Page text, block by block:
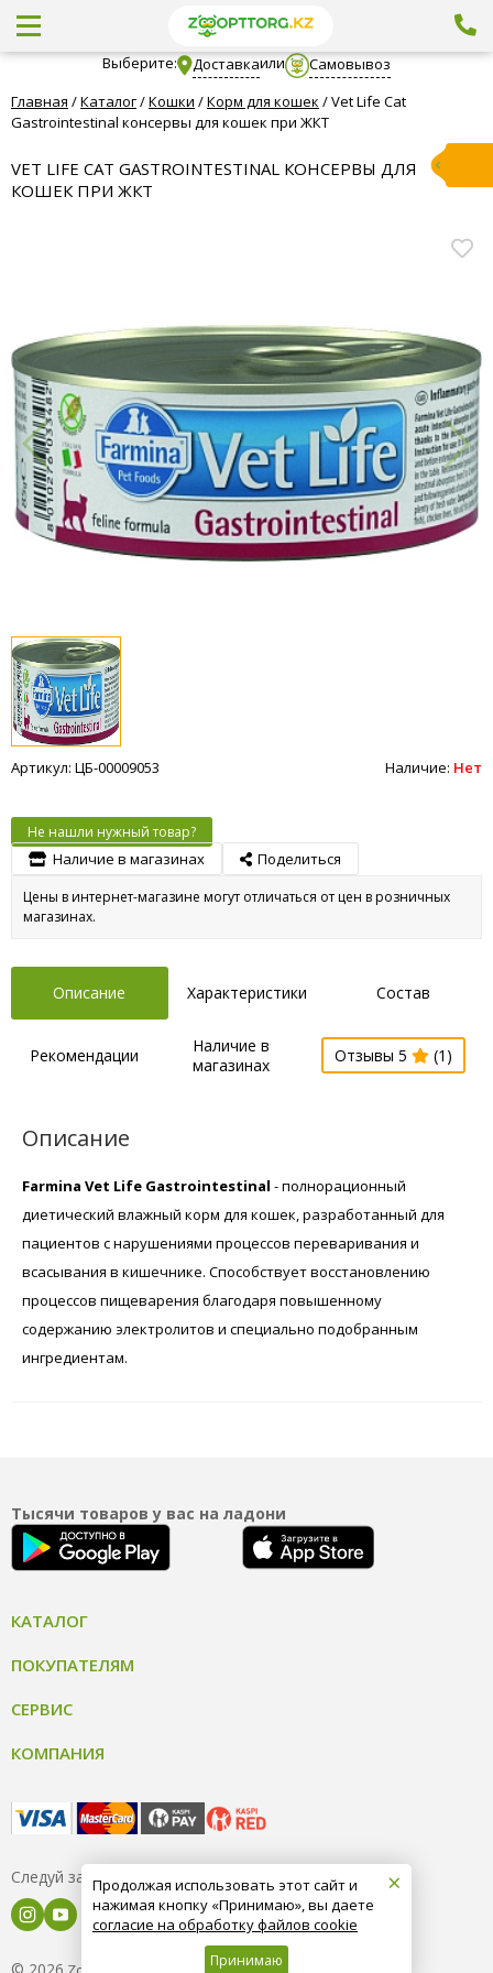
Выберите: Доставкаили
Самовывоз
Главная /Каталог/Кошки /Корм для кошек /Vet Life Cat
Gastrointestinal консервы для кошек при ЖКТ
VET LIFE CAT GASTROINTESTINAL КОНСЕРВЫ ДЛЯ
КОШЕК ПРИ ЖКТ
Артикул: ЦБ-00009053 Наличие: Нет
Не нашли нужный товар?
Наличие в магазинах Поделиться
Цены в интернет-магазине могут отличаться от цен в розничных
магазинах.
Описание Характеристики Состав
Рекомендации
Наличие в
магазинах
Отзывы 5 (1)
Описание
Farmina Vet Life Gastrointestinal - полнорационный
диетический влажный корм для кошек, разработанный для
пациентов с нарушениями процессов переваривания и
всасывания в кишечнике. Способствует восстановлению
процессов пищеварения благодаря повышенному
содержанию электролитов и специально подобранным
ингредиентам.
Тысячи товаров у вас на ладони
КАТАЛОГ
ПОКУПАТЕЛЯМ
СЕРВИС
КОМПАНИЯ
Следуй за нами
© 2026 8 (800) 004-09-40
×
Продолжая использовать этот сайт и
нажимая кнопку «Принимаю», вы даете
согласие на обработку файлов cookie
Принимаю